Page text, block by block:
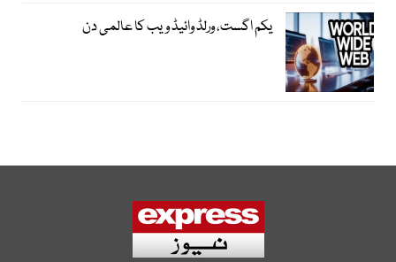
یکم اگست، ورلڈ وائیڈ ویب کا عالمی دن